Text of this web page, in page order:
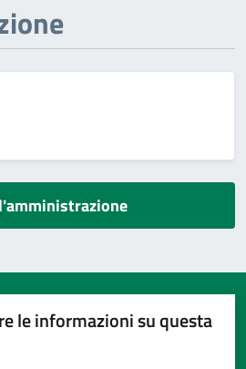
le informazioni su questa